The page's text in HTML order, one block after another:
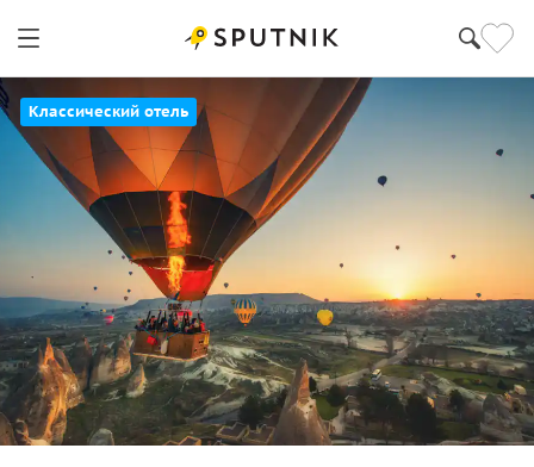
Классический отель